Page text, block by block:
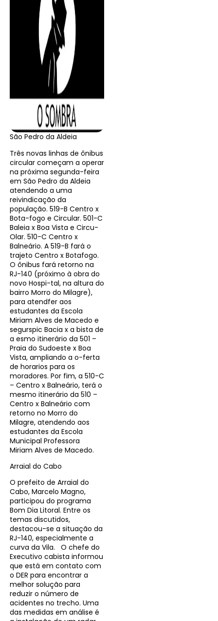
São Pedro da Aldeia
Três novas linhas de ônibus
circular começam a operar
na próxima segunda-feira
em São Pedro da Aldeia
atendendo a uma
reivindicação da
população. 519-B Centro x
Bota-fogo e Circular. 501-C
Baleia x Boa Vista e Circu-
Olar. 510-C Centro x
Balneário. A 519-B fará o
trajeto Centro x Botafogo.
O ônibus fará retorno na
RJ-140 (próximo à obra do
novo Hospi-tal, na altura do
bairro Morro do Milagre),
para atendfer aos
estudantes da Escola
Miriam Alves de Macedo e
segurspic Bacia x a bista de
a esmo itinerário da 501 –
Praia do Sudoeste x Boa
Vista, ampliando a o-ferta
de horarios para os
moradores. Por fim, a 510-C
– Centro x Balneário, terá o
mesmo itinerário da 510 –
Centro x Balneário com
retorno no Morro do
Milagre, atendendo aos
estudantes da Escola
Municipal Professora
Miriam Alves de Macedo.
Arraial do Cabo
O prefeito de Arraial do
Cabo, Marcelo Magno,
participou do programa
Bom Dia Litoral. Entre os
temas discutidos,
destacou-se a situação da
RJ-140, especialmente a
curva da Vila. O chefe do
Executivo cabista informou
que está em contato com
o DER para encontrar a
melhor solução para
reduzir o número de
acidentes no trecho. Uma
das medidas em análise é